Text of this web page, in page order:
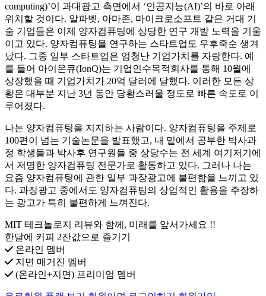
computing)’이 과대광고 측면에서 ‘인공지능(AI)’의 바로 아래
위치할 것이다. 알파벳, 아마존, 마이크로소프트 같은 거대 기
술 기업들은 이제 양자컴퓨팅에 상당한 연구 개발 노력을 기울
이고 있다. 양자컴퓨팅을 연구하는 스타트업도 우후죽순 생겨
났다. 그중 일부 스타트업은 엄청난 기업가치를 자랑한다. 예
를 들어 아이온큐(IonQ)는 기업인수목적회사를 통해 10월에
상장했을 때 기업가치가 20억 달러에 달했다. 이러한 모든 상
황은 대부분 지난 3년 동안 당황스러울 정도로 빠른 속도로 이
루어졌다.
나는 양자컴퓨팅을 지지하는 사람이다. 양자컴퓨팅을 주제로
100편이 넘는 기술논문을 발표했고, 내 밑에서 공부한 박사과
정 학생들과 박사후 연구원들 중 상당수는 전 세계 여기저기에
서 저명한 양자컴퓨팅 전문가로 활동하고 있다. 그러나 나는
요즘 양자컴퓨팅에 관한 일부 과장광고에 불편함을 느끼고 있
다. 과장광고 중에서도 양자컴퓨팅의 상업적인 활용을 주장하
는 광고가 특히 불편하게 느껴진다.
MIT 테크놀로지 리뷰와 함께, 미래를 앞서가세요 !!
한달에 커피 2잔값으로 즐기기
온라인 멤버
지면 매거진 멤버
(온라인+지면) 프리미엄 멤버